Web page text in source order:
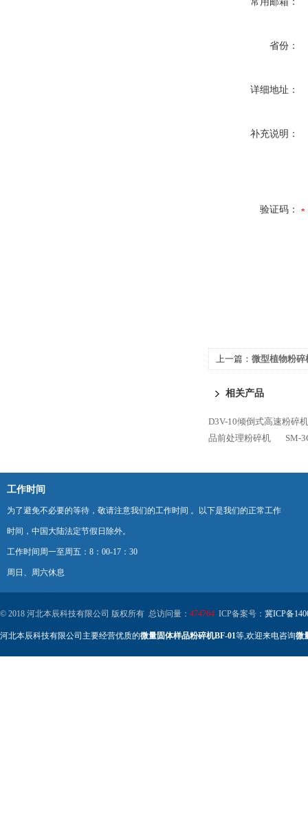
省份：
详细地址：
补充说明：
验证码：
上一篇： 微型植物粉碎
相关产品
D3V-10倾倒式高速粉碎机
品前处理粉碎机
SM-
工作时间
为了避免不必要的等待，敬请注意我们的工作时间 。以下是我们的正常工作
时间，中国大陆法定节假日除外。
工作时间周一至周五：8：00-17：30
周日、周六休息
© 2018 河北本辰科技有限公司 版权所有 总访问量： 474764 ICP备案号： 冀ICP备
河北本辰科技有限公司主要经营优质的微量固体样品粉碎机BF-01等,欢迎来电咨询微